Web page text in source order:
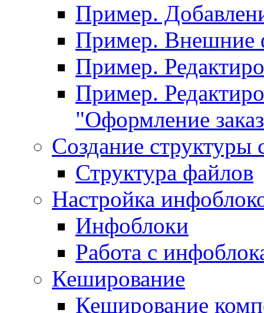
Пример.
Пример. Внешние
Пример.
Пример.
"Оформление
Создание структуры
Структура файлов
Настройка
Инфоблоки
Работа с
Кеширование
Кеширование